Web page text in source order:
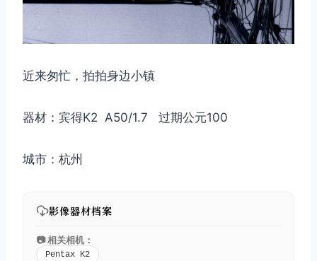
近来匆忙，拍拍身边小镇
器材：宾得K2 A50/1.7 过期公元100
城市：杭州
影像器材档案
📷 相关相机：
Pentax K2